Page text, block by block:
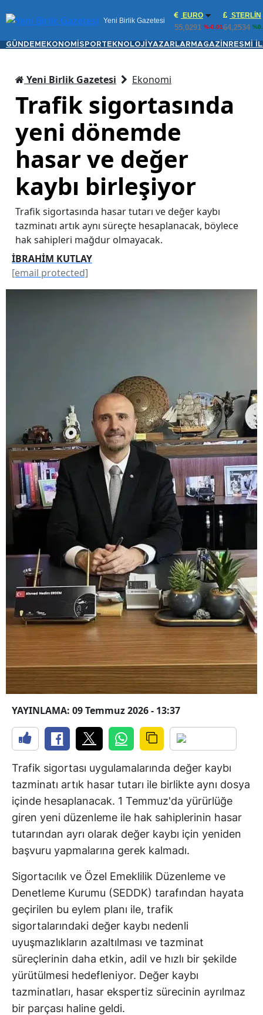
Yeni Birlik Gazetesi
EURO
55,0291 %-0.01
STERLIN
64,2534
GÜNDEM EKONOMİ SPORTEKNOLOJİ YAZARLAR MAGAZİN RESMİ
Yeni Birlik Gazetesi Ekonomi
Trafik sigortasında
yeni dönemde
hasar ve değer
kaybı birleşiyor
Trafik sigortasında hasar tutarı ve değer kaybı
tazminatı artık aynı süreçte hesaplanacak, böylece
hak sahipleri mağdur olmayacak.
İBRAHİM KUTLAY
[email protected]
YAYINLAMA: 09 Temmuz 2026 - 13:37
Trafik sigortası uygulamalarında değer kaybı
tazminatı artık hasar tutarı ile birlikte aynı dosya
içinde hesaplanacak. 1 Temmuz'da yürürlüğe
giren yeni düzenleme ile hak sahiplerinin hasar
tutarından ayrı olarak değer kaybı için yeniden
başvuru yapmalarına gerek kalmadı.
Sigortacılık ve Özel Emeklilik Düzenleme ve
Denetleme Kurumu (SEDDK) tarafından hayata
geçirilen bu eylem planı ile, trafik
sigortalarındaki değer kaybı nedenli
uyuşmazlıkların azaltılması ve tazminat
süreçlerinin daha etkin, adil ve hızlı bir şekilde
yürütülmesi hedefleniyor. Değer kaybı
tazminatları, hasar ekspertiz sürecinin ayrılmaz
bir parçası haline geldi.